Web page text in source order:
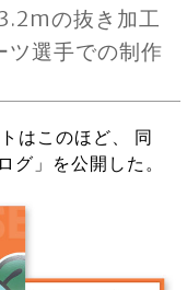
の抜き加工
選手での制作
はこのほど、 同
グ」を公開した。